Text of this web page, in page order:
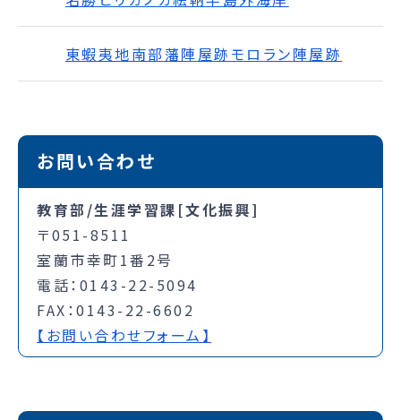
東蝦夷地南部藩陣屋跡モロラン陣屋跡
お問い合わせ
教育部/生涯学習課[文化振興]
〒051-8511
室蘭市幸町1番2号
電話：0143-22-5094
FAX：0143-22-6602
【お問い合わせフォーム】